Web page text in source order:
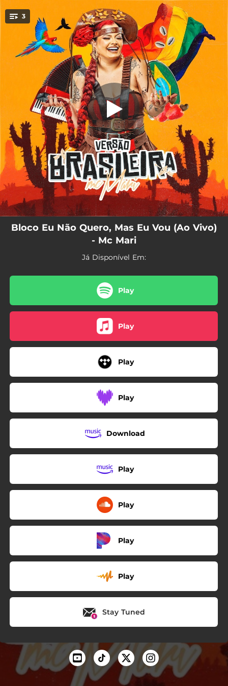
You're all set!
3 Seu Sentimento Mente (Ao Vivo)
Seu Sentimento Mente (Ao Vivo)
02:55
Vai Bebê (Ao Vivo)
02:48
Perde a Linha (Ao Vivo)
Bloco Eu Não Quero, Mas Eu Vou (Ao Vivo)
- Mc Mari
Já Disponível Em:
Play
Play
Play
Play
Download
Play
Play
Play
Play
Stay Tuned
.